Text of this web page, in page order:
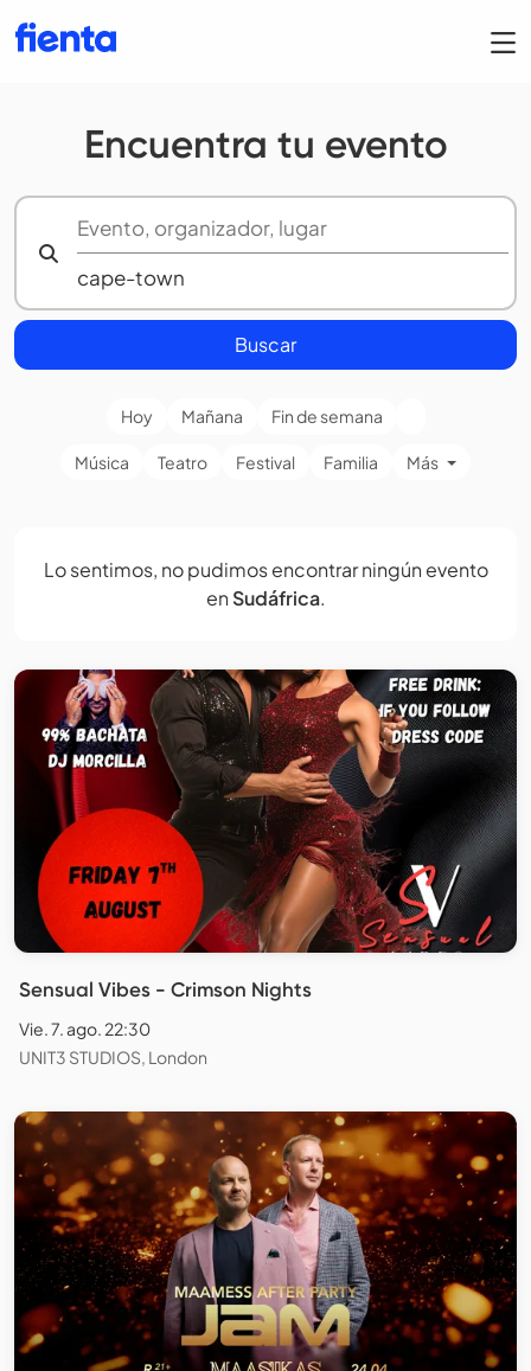
Encuentra tu evento
Buscar
Hoy Mañana Fin de semana
Música Teatro Festival Familia Más
Lo sentimos, no pudimos encontrar ningún evento
en Sudáfrica.
Sensual Vibes - Crimson Nights
Vie. 7. ago. 22:30
UNIT3 STUDIOS, London